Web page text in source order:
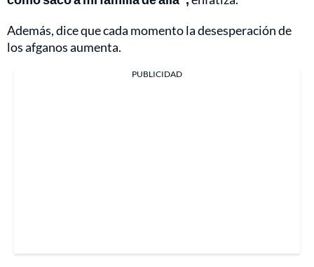
Además, dice que cada momento la desesperación de
los afganos aumenta.
PUBLICIDAD